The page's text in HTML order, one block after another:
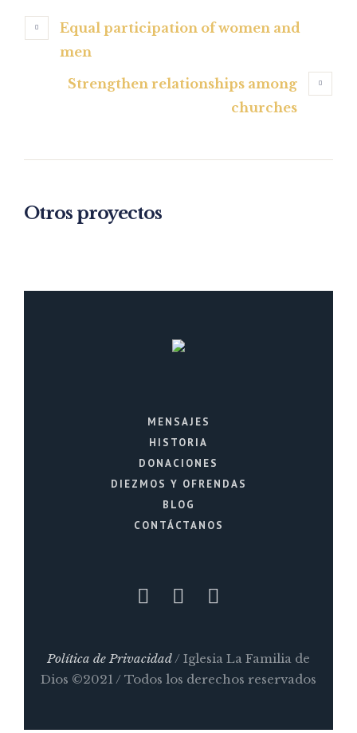
Equal participation of women and
men
Strengthen relationships among
churches
Otros proyectos
MENSAJES
HISTORIA
DONACIONES
DIEZMOS Y OFRENDAS
BLOG
CONTÁCTANOS
Política de Privacidad/ Iglesia La Familia de
Dios ©2021 / Todos los derechos reservados